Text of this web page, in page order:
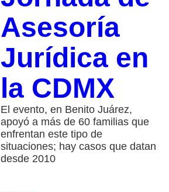
Asesoría
Jurídica en
la CDMX
El evento, en Benito Juárez,
apoyó a más de 60 familias que
enfrentan este tipo de
situaciones; hay casos que datan
desde 2010